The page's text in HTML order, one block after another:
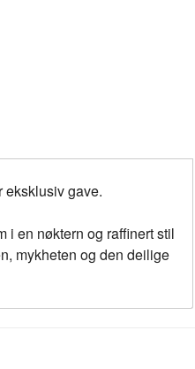
eksklusiv gave.
i en nøktern og raffinert stil
mykheten og den deilige